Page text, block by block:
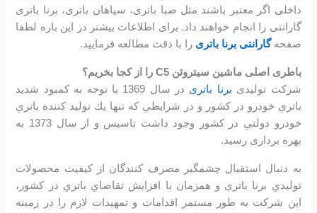
داخلی اگر معتبر باشند مثل صبا باتری، سپاهان باتری، برنا باتری
گارانتی را انجام خواهند داد. برای اطلاعات بیشتر در این باره لطفا
صفحه گارانتی برنا باتری را با دقت مطالعه فرمایید.
باطری اصلی ماشین سیتروئن C5 را از کجا بخریم؟
شرکت تولیدی برنا باتری
در سال 1369 با توجه به كمبود شديد
باتري خودرو در كشور و در شرايطي كه تنها يك توليد كننده باتري
خودرو دولتي در كشور وجود داشت تاسیس و از سال 1373 به
بهره برداری رسید.
به دنبال استقبال چشمگير مصرف كنندگان از كيفيت محصولات
توليدي برنا باتری و همزمان با افزايش تقاضاي باتري در كشور،
اين شرکت به طور مستمر اقدامات و تمهيدات لازم را در زمينه